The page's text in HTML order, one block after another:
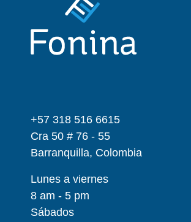
+57 318 516 6615
Cra 50 # 76 - 55
Barranquilla, Colombia
Lunes a viernes
8 am - 5 pm
Sábados